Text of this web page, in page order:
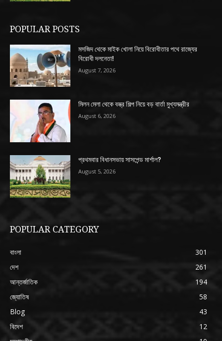
POPULAR POSTS
মসজিদ থেকে মাইক খোলা নিয়ে বিরোধীতার পথে রাজ্যের
বিরোধী দলনেতা!
August 7, 2026
মিলন মেলা থেকে বস্ত্র শিল্প নিয়ে বড় বার্তা মুখ্যমন্ত্রীর
August 6, 2026
প্রথমবার বিধানসভায় সাসপেন্ড মার্শাল?
August 5, 2026
POPULAR CATEGORY
বাংলা
301
দেশ
261
আন্তর্জাতিক
194
জ্যোতিষ
58
Blog
43
বিদেশ
12